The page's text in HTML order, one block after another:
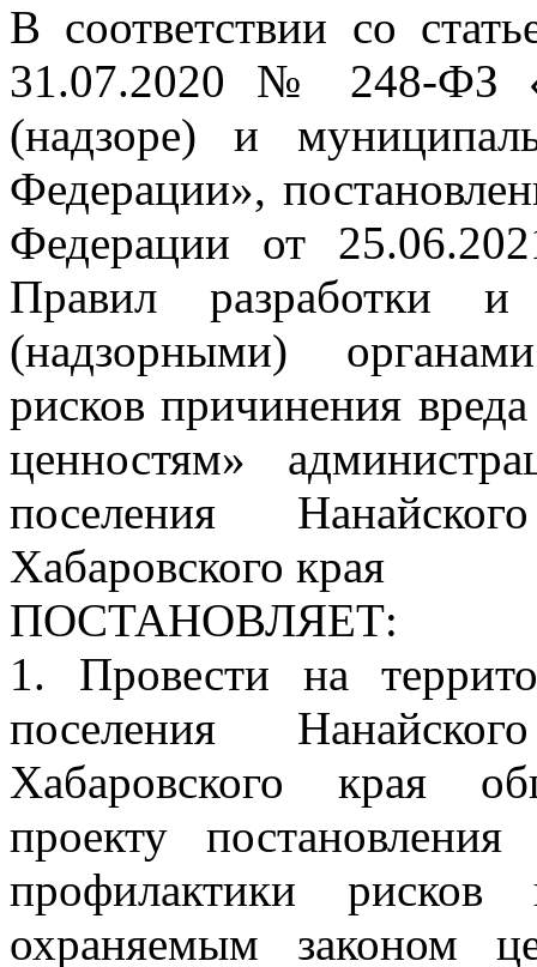
В соответствии со
31.07.2020 № 248-ФЗ
(надзоре) и
Федерации»,
Федерации от
Правил разработки и
(надзорными)
рисков причинения
ценностям»
поселения
Хабаровского края
ПОСТАНОВЛЯЕТ:
1. Провести на
поселения
Хабаровского края
проекту
профилактики
охраняемым законом